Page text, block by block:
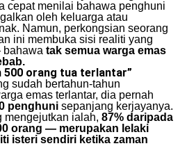
cepat menilai bahawa penghuni
oleh keluarga atau
Namun, perkongsian seorang
ini membuka sisi realiti yang
tak semua warga emas
500 orang tua terlantar”
sudah bertahun-tahun
emas terlantar, dia pernah
penghunisepanjang kerjayanya.
mengejutkan ialah, 87% daripada
orang — merupakan lelaki
isteri sendiri ketika zaman